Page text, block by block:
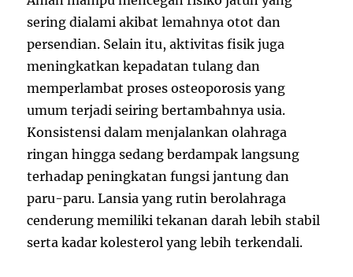
sering dialami akibat lemahnya otot dan
persendian. Selain itu, aktivitas fisik juga
meningkatkan kepadatan tulang dan
memperlambat proses osteoporosis yang
umum terjadi seiring bertambahnya usia.
Konsistensi dalam menjalankan olahraga
ringan hingga sedang berdampak langsung
terhadap peningkatan fungsi jantung dan
paru-paru. Lansia yang rutin berolahraga
cenderung memiliki tekanan darah lebih stabil
serta kadar kolesterol yang lebih terkendali.